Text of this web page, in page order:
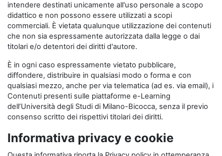
intendere destinati unicamente all'uso personale a scopo
didattico e non possono essere utilizzati a scopi
commerciali. È vietata qualunque utilizzazione dei contenuti
che non sia espressamente autorizzata dalla legge o dai
titolari e/o detentori dei diritti d'autore.
È in ogni caso espressamente vietato pubblicare,
diffondere, distribuire in qualsiasi modo o forma e con
qualsiasi mezzo, anche per via telematica (ad es. via email), i
Contenuti presenti sulle piattaforme e-Learning
dell’Università degli Studi di Milano-Bicocca, senza il previo
consenso scritto dei rispettivi titolari dei diritti.
Informativa privacy e cookie